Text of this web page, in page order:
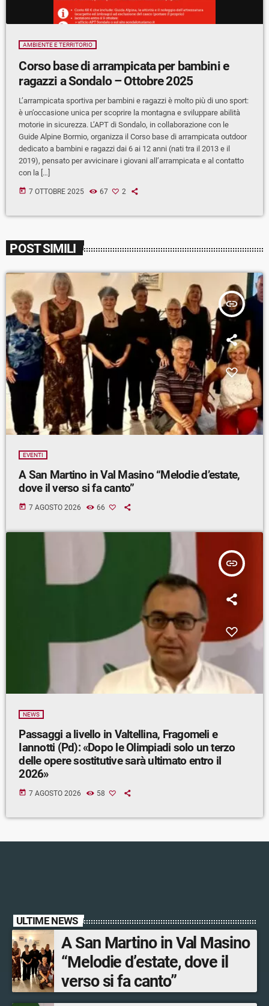
AMBIENTE E TERRITORIO
Corso base di arrampicata per bambini e
ragazzi a Sondalo – Ottobre 2025
L’arrampicata sportiva per bambini e ragazzi è molto più di uno sport:
è un’occasione unica per scoprire la montagna e sviluppare abilità
motorie in sicurezza. L’APT di Sondalo, in collaborazione con le
Guide Alpine Bormio, organizza il Corso base di arrampicata outdoor
dedicato a bambini e ragazzi dai 6 ai 12 anni (nati tra il 2013 e il
2019), pensato per avvicinare i giovani all’arrampicata e al contatto
con la […]
today 7 OTTOBRE 2025 67 2
POST SIMILI
insert_link
EVENTI
A San Martino in Val Masino “Melodie d’estate,
dove il verso si fa canto”
today 7 AGOSTO 2026 66
insert_link
NEWS
Passaggi a livello in Valtellina, Fragomeli e
Iannotti (Pd): «Dopo le Olimpiadi solo un terzo
delle opere sostitutive sarà ultimato entro il
2026»
today 7 AGOSTO 2026 58
ULTIME NEWS
A San Martino in Val Masino
“Melodie d’estate, dove il
verso si fa canto”